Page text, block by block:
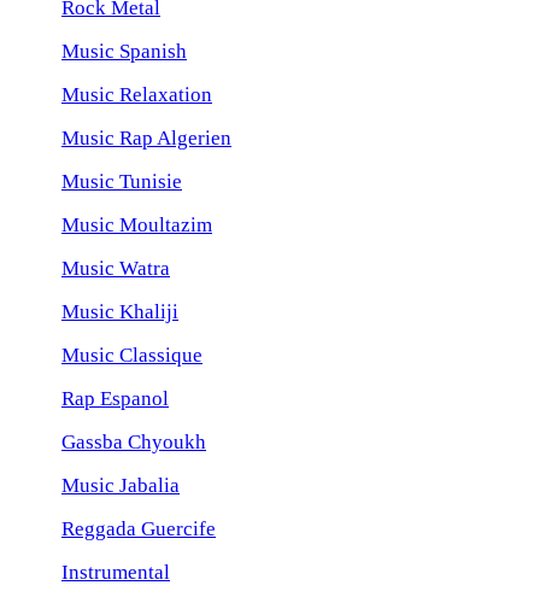
Rock Metal
Music Spanish
Music Relaxation
Music Rap Algerien
Music Tunisie
Music Moultazim
Music Watra
Music Khaliji
Music Classique
Rap Espanol
Gassba Chyoukh
Music Jabalia
Reggada Guercife
Instrumental